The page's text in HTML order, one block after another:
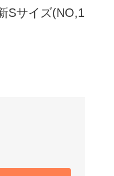
Sサイズ(NO,1